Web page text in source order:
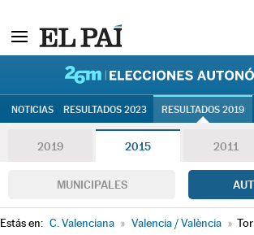
NOTICIAS RESULTADOS 2023 RESULTADOS 2019
2019 2015 2011
MUNICIPALES
Estás en: C. Valenciana » Valencia / València »